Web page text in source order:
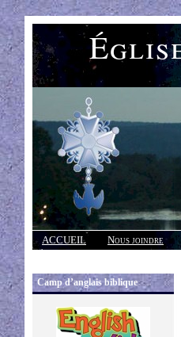
ACCUEIL Nous joindre
Réponses
Camp d’anglais biblique